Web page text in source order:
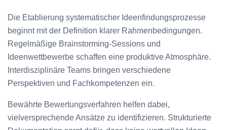
Die Etablierung systematischer Ideenfindungsprozesse
beginnt mit der Definition klarer Rahmenbedingungen.
Regelmäßige Brainstorming-Sessions und
Ideenwettbewerbe schaffen eine produktive Atmosphäre.
Interdisziplinäre Teams bringen verschiedene
Perspektiven und Fachkompetenzen ein.
Bewährte Bewertungsverfahren helfen dabei,
vielversprechende Ansätze zu identifizieren. Strukturierte